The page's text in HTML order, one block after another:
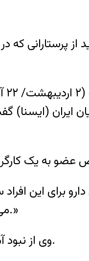
از پرستارانی
(ایسنا)
دارو برای این
می‌یابد و برخی از آن‌ها تمام حقوق بازنشستگی خود را برای تامین دارو صرف می‌کنند.»
وی از نبود آمار در رابطه با تعداد پرستاران مبتلا شده به بیماری‌های عفونی در حین کار خبر داد.